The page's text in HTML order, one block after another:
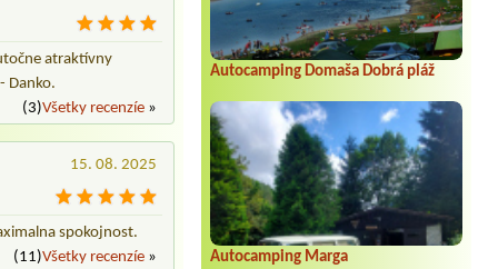
Autocamping Domaša Dobrá pláž
Autocamping Marga
atraktívny
Danko.
(3)Všetky recenzíe»
15. 08. 2025
spokojnost.
(11)Všetky recenzíe»